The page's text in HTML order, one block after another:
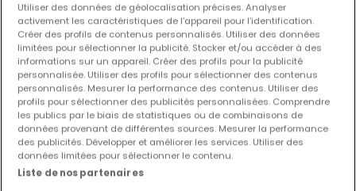
Maison jumelée à louer àMarnach
2 900 €
146 m² 6
Utiliser des données de géolocalisation précises. Analyser
activement les caractéristiques de l’appareil pour l’identification.
Créer des profils de contenus personnalisés. Utiliser des données
limitées pour sélectionner la publicité. Stocker et/ou accéder à des
informations sur un appareil. Créer des profils pour la publicité
personnalisée. Utiliser des profils pour sélectionner des contenus
personnalisés. Mesurer la performance des contenus. Utiliser des
profils pour sélectionner des publicités personnalisées. Comprendre
les publics par le biais de statistiques ou de combinaisons de
données provenant de différentes sources. Mesurer la performance
des publicités. Développer et améliorer les services. Utiliser des
données limitées pour sélectionner le contenu.
Liste de nos partenaires